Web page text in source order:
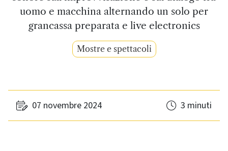
uomo e macchina alternando un solo per
grancassa preparata e live electronics
Mostre e spettacoli
07 novembre 2024 3 minuti